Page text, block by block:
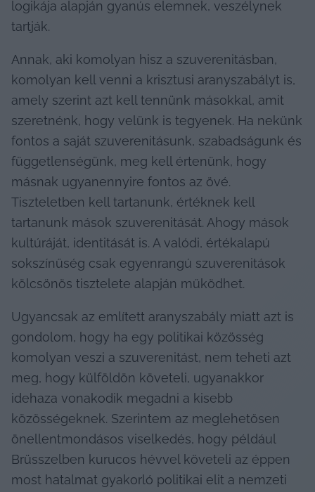
logikája alapján gyanús elemnek, veszélynek
tartják.
Annak, aki komolyan hisz a szuverenitásban,
komolyan kell venni a krisztusi aranyszabályt is,
amely szerint azt kell tennünk másokkal, amit
szeretnénk, hogy velünk is tegyenek. Ha nekünk
fontos a saját szuverenitásunk, szabadságunk és
függetlenségünk, meg kell értenünk, hogy
másnak ugyanennyire fontos az övé.
Tiszteletben kell tartanunk, értéknek kell
tartanunk mások szuverenitását. Ahogy mások
kultúráját, identitását is. A valódi, értékalapú
sokszínűség csak egyenrangú szuverenitások
kölcsönös tisztelete alapján működhet.
Ugyancsak az említett aranyszabály miatt azt is
gondolom, hogy ha egy politikai közösség
komolyan veszi a szuverenitást, nem teheti azt
meg, hogy külföldön követeli, ugyanakkor
idehaza vonakodik megadni a kisebb
közösségeknek. Szerintem az meglehetősen
önellentmondásos viselkedés, hogy például
Brüsszelben kurucos hévvel követeli az éppen
most hatalmat gyakorló politikai elit a nemzeti